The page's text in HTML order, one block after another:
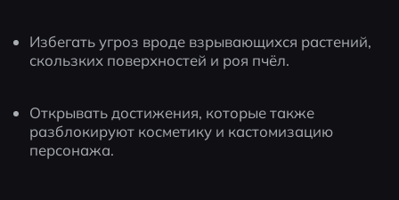
Избегать угроз вроде взрывающихся растений,
скользких поверхностей и роя пчёл.
Открывать достижения, которые также
разблокируют косметику и кастомизацию
персонажа.